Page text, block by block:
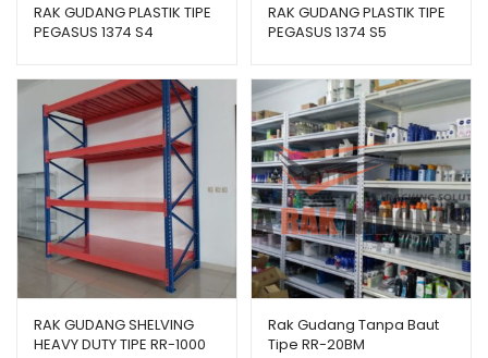
RAK GUDANG PLASTIK TIPE
PEGASUS 1374 S4
RAK GUDANG PLASTIK TIPE
PEGASUS 1374 S5
RAK GUDANG SHELVING
HEAVY DUTY TIPE RR-1000
Rak Gudang Tanpa Baut
Tipe RR-20BM